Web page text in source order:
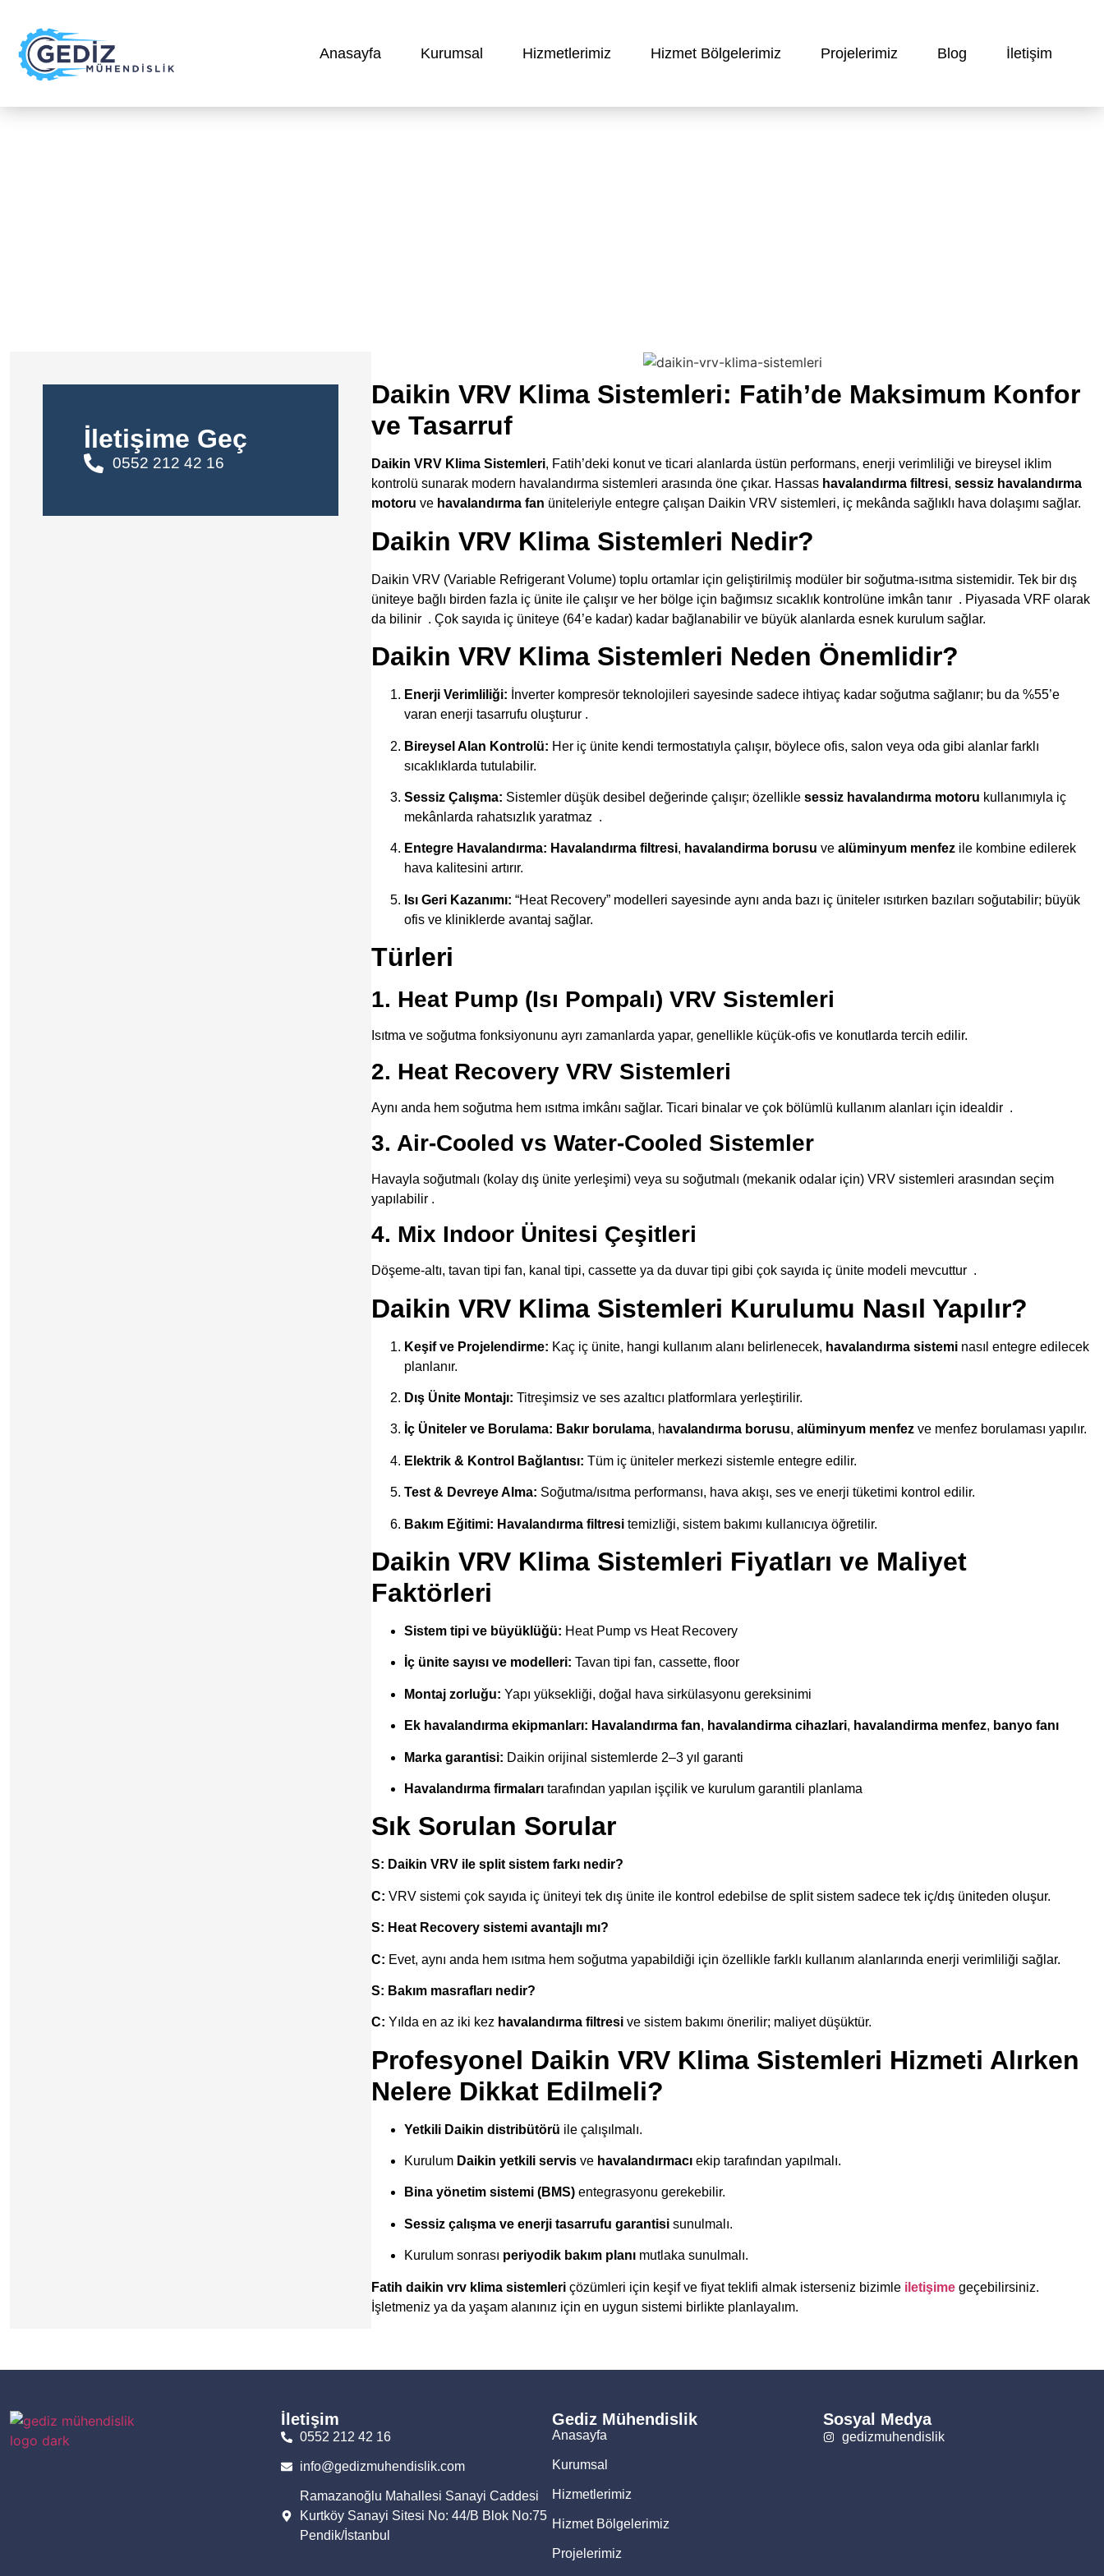
Anasayfa Kurumsal Hizmetlerimiz Hizmet Bölgelerimiz Projelerimiz Blog İletişim
İletişime Geç
0552 212 42 16
Daikin VRV Klima Sistemleri: Fatih’de Maksimum Konfor
ve Tasarruf
Daikin VRV Klima Sistemleri, Fatih’deki konut ve ticari alanlarda üstün performans, enerji verimliliği ve bireysel iklim
kontrolü sunarak modern havalandırma sistemleri arasında öne çıkar. Hassas havalandırma filtresi, sessiz havalandırma
motoru ve havalandırma fan üniteleriyle entegre çalışan Daikin VRV sistemleri, iç mekânda sağlıklı hava dolaşımı sağlar.
Daikin VRV Klima Sistemleri Nedir?
Daikin VRV (Variable Refrigerant Volume) toplu ortamlar için geliştirilmiş modüler bir soğutma-ısıtma sistemidir. Tek bir dış
üniteye bağlı birden fazla iç ünite ile çalışır ve her bölge için bağımsız sıcaklık kontrolüne imkân tanır . Piyasada VRF olarak
da bilinir . Çok sayıda iç üniteye (64’e kadar) kadar bağlanabilir ve büyük alanlarda esnek kurulum sağlar.
Daikin VRV Klima Sistemleri Neden Önemlidir?
Enerji Verimliliği: İnverter kompresör teknolojileri sayesinde sadece ihtiyaç kadar soğutma sağlanır; bu da %55’e
varan enerji tasarrufu oluşturur .
Bireysel Alan Kontrolü: Her iç ünite kendi termostatıyla çalışır, böylece ofis, salon veya oda gibi alanlar farklı
sıcaklıklarda tutulabilir.
Sessiz Çalışma: Sistemler düşük desibel değerinde çalışır; özellikle sessiz havalandırma motoru kullanımıyla iç
mekânlarda rahatsızlık yaratmaz .
Entegre Havalandırma: Havalandırma filtresi, havalandirma borusu ve alüminyum menfezile kombine edilerek
hava kalitesini artırır.
Isı Geri Kazanımı: “Heat Recovery” modelleri sayesinde aynı anda bazı iç üniteler ısıtırken bazıları soğutabilir; büyük
ofis ve kliniklerde avantaj sağlar.
Türleri
1. Heat Pump (Isı Pompalı) VRV Sistemleri
Isıtma ve soğutma fonksiyonunu ayrı zamanlarda yapar, genellikle küçük-ofis ve konutlarda tercih edilir.
2. Heat Recovery VRV Sistemleri
Aynı anda hem soğutma hem ısıtma imkânı sağlar. Ticari binalar ve çok bölümlü kullanım alanları için idealdir .
3. Air-Cooled vs Water-Cooled Sistemler
Havayla soğutmalı (kolay dış ünite yerleşimi) veya su soğutmalı (mekanik odalar için) VRV sistemleri arasından seçim
yapılabilir .
4. Mix Indoor Ünitesi Çeşitleri
Döşeme-altı, tavan tipi fan, kanal tipi, cassette ya da duvar tipi gibi çok sayıda iç ünite modeli mevcuttur .
Daikin VRV Klima Sistemleri Kurulumu Nasıl Yapılır?
Keşif ve Projelendirme: Kaç iç ünite, hangi kullanım alanı belirlenecek, havalandırma sisteminasıl entegre edilecek
planlanır.
Dış Ünite Montajı: Titreşimsiz ve ses azaltıcı platformlara yerleştirilir.
İç Üniteler ve Borulama: Bakır borulama, havalandırma borusu, alüminyum menfezve menfez borulaması yapılır.
Elektrik & Kontrol Bağlantısı: Tüm iç üniteler merkezi sistemle entegre edilir.
Test & Devreye Alma: Soğutma/ısıtma performansı, hava akışı, ses ve enerji tüketimi kontrol edilir.
Bakım Eğitimi: Havalandırma filtresitemizliği, sistem bakımı kullanıcıya öğretilir.
Daikin VRV Klima Sistemleri Fiyatları ve Maliyet
Faktörleri
Sistem tipi ve büyüklüğü: Heat Pump vs Heat Recovery
İç ünite sayısı ve modelleri: Tavan tipi fan, cassette, floor
Montaj zorluğu: Yapı yüksekliği, doğal hava sirkülasyonu gereksinimi
Ek havalandırma ekipmanları: Havalandırma fan, havalandirma cihazlari, havalandirma menfez, banyo fanı
Marka garantisi: Daikin orijinal sistemlerde 2–3 yıl garanti
Havalandırma firmalarıtarafından yapılan işçilik ve kurulum garantili planlama
Sık Sorulan Sorular
S: Daikin VRV ile split sistem farkı nedir?
C: VRV sistemi çok sayıda iç üniteyi tek dış ünite ile kontrol edebilse de split sistem sadece tek iç/dış üniteden oluşur.
S: Heat Recovery sistemi avantajlı mı?
C: Evet, aynı anda hem ısıtma hem soğutma yapabildiği için özellikle farklı kullanım alanlarında enerji verimliliği sağlar.
S: Bakım masrafları nedir?
C: Yılda en az iki kez havalandırma filtresive sistem bakımı önerilir; maliyet düşüktür.
Profesyonel Daikin VRV Klima Sistemleri Hizmeti Alırken
Nelere Dikkat Edilmeli?
Yetkili Daikin distribütörü ile çalışılmalı.
Kurulum Daikin yetkili servisve havalandırmacıekip tarafından yapılmalı.
Bina yönetim sistemi (BMS)entegrasyonu gerekebilir.
Sessiz çalışma ve enerji tasarrufu garantisisunulmalı.
Kurulum sonrası periyodik bakım planımutlaka sunulmalı.
Fatih daikin vrv klima sistemleriçözümleri için keşif ve fiyat teklifi almak isterseniz bizimle iletişimegeçebilirsiniz.
İşletmeniz ya da yaşam alanınız için en uygun sistemi birlikte planlayalım.
İletişim
0552 212 42 16
info@gedizmuhendislik.com
Ramazanoğlu Mahallesi Sanayi Caddesi
Kurtköy Sanayi Sitesi No: 44/B Blok No:75
Pendik/İstanbul
Gediz Mühendislik
Anasayfa
Kurumsal
Hizmetlerimiz
Hizmet Bölgelerimiz
Projelerimiz
Sosyal Medya
gedizmuhendislik